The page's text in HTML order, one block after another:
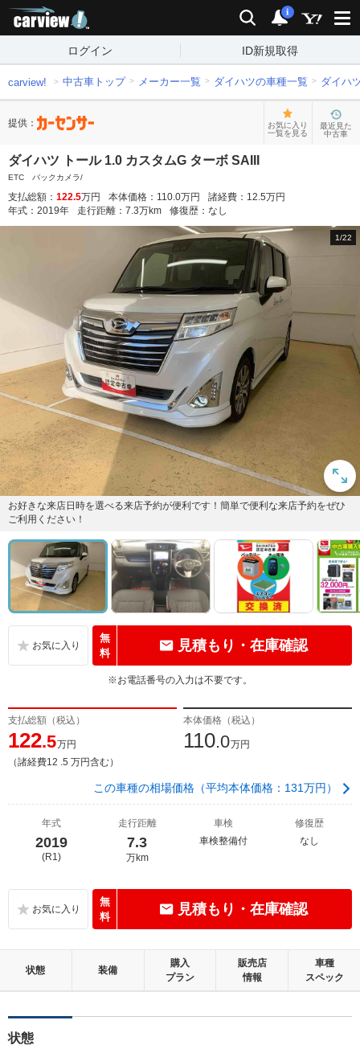
検索 通知
i
ログイン ID新規取得
carview! 中古車トップ メーカー一覧 ダイハツの車種一覧 ダイハ
提供：
お気に入り
一覧を見る
最近見た
中古車
ダイハツ トール 1.0 カスタムG ターボ SAIII
ETC バックカメラ/
支払総額： 122.5万円 本体価格： 110.0万円 諸経費： 12.5万円
年式： 2019年 走行距離： 7.3万km 修復歴： なし
1/22
お好きな来店日時を選べる来店予約が便利です！簡単で便利な来店予約をぜひ
ご利用ください！
無
料
見積もり・在庫確認
※お電話番号の入力は不要です。
支払総額（税込）
122.5万円
（諸経費12 .5 万円含む）
本体価格（税込）
110.0万円
この車種の相場価格（平均本体価格：131万円）
年式
2019
(R1)
走行距離
7.3
万km
車検
車検整備付
修復歴
なし
無
料
見積もり・在庫確認
状態 装備
購入
プラン
販売店
情報
車種
スペック
状態